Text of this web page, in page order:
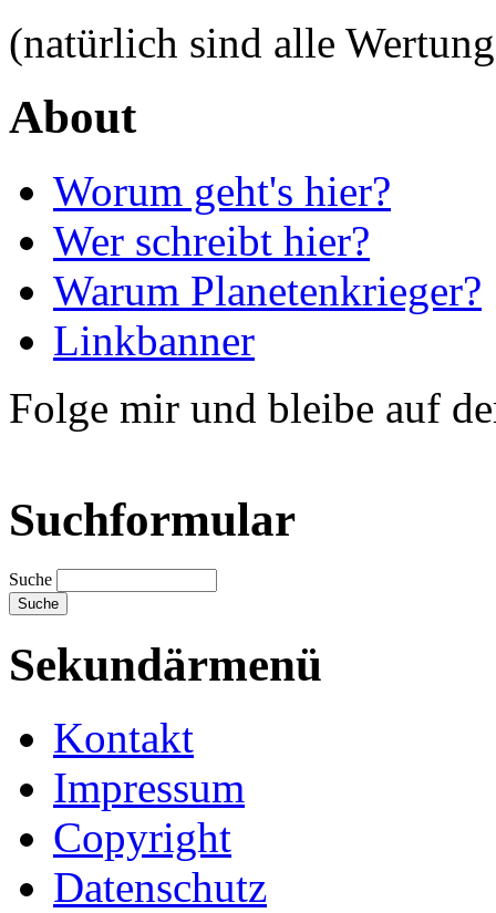
(natürlich sind alle
About
Worum geht's hier?
Wer schreibt hier?
Warum Planetenkrieger?
Linkbanner
Folge mir und bleibe auf
Suchformular
Suche
Sekundärmenü
Kontakt
Impressum
Copyright
Datenschutz